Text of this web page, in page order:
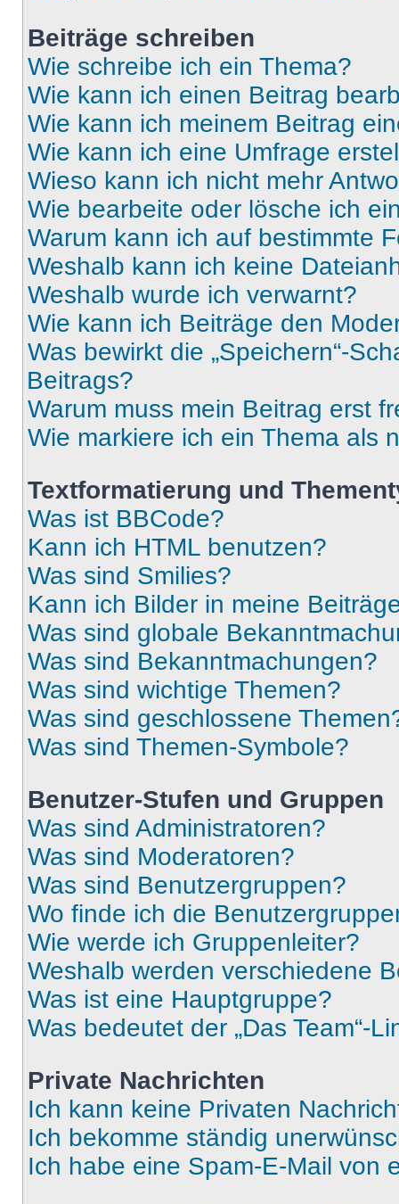
Beiträge schreiben
Wie schreibe ich ein Thema?
Wie kann ich einen Beitrag
Wie kann ich meinem Beitrag
Wie kann ich eine Umfrage
Wieso kann ich nicht mehr
Wie bearbeite oder lösche ich
Warum kann ich auf bestimmte
Weshalb kann ich keine
Weshalb wurde ich verwarnt?
Wie kann ich Beiträge den
Was bewirkt die „Speichern“-
Beitrags?
Warum muss mein Beitrag erst
Wie markiere ich ein Thema als
Textformatierung und
Was ist BBCode?
Kann ich HTML benutzen?
Was sind Smilies?
Kann ich Bilder in meine
Was sind globale
Was sind Bekanntmachungen?
Was sind wichtige Themen?
Was sind geschlossene
Was sind Themen-Symbole?
Benutzer-Stufen und Gruppen
Was sind Administratoren?
Was sind Moderatoren?
Was sind Benutzergruppen?
Wo finde ich die
Wie werde ich Gruppenleiter?
Weshalb werden verschiedene
Was ist eine Hauptgruppe?
Was bedeutet der „Das Team“-
Private Nachrichten
Ich kann keine Privaten
Ich bekomme ständig
Ich habe eine Spam-E-Mail von